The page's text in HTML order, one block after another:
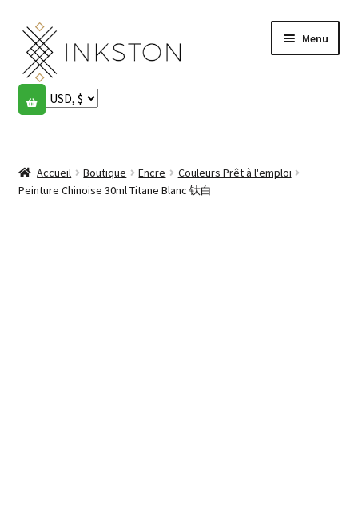
Aller
la
navigation
Aller
au
contenu
Menu
Boutique
English
Accueil Boutique Encre
Couleurs Prêt à l'emploi
Peinture Chinoise 30ml Titane Blanc 钛白